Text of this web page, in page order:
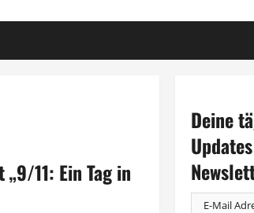
11: Ein Tag in
Deine